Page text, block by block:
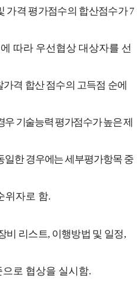
가격 평가점수의 합산점수가7
따라 우선협상 대상자를 선
격 합산 점수의 고득점 순에
우 기술능력 평가점수가 높은 제
일한 경우에는 세부평가항목 중
위자로 함.
비 리스트, 이행방법 및 일정,
로 협상을 실시함.